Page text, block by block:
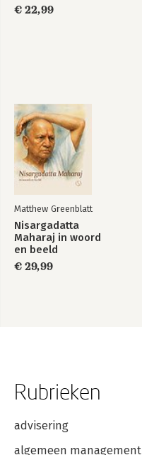
€ 22,99
Matthew Greenblatt
Nisargadatta
Maharaj in woord
en beeld
€ 29,99
Rubrieken
advisering
algemeen management